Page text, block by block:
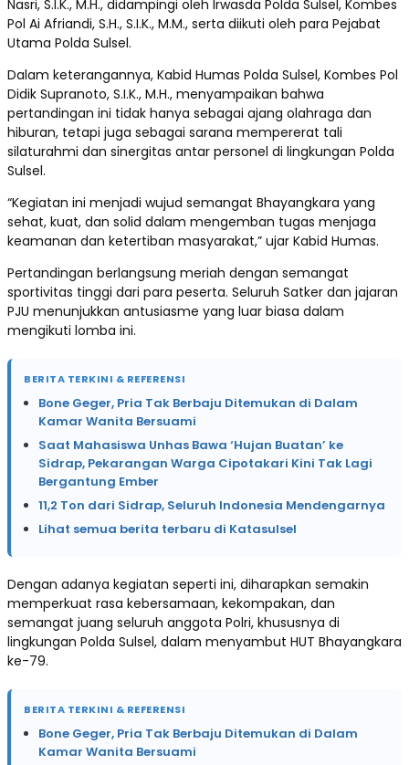
Nasri, S.I.K., M.H., didampingi oleh Irwasda Polda Sulsel, Kombes
Pol Ai Afriandi, S.H., S.I.K., M.M., serta diikuti oleh para Pejabat
Utama Polda Sulsel.
Dalam keterangannya, Kabid Humas Polda Sulsel, Kombes Pol
Didik Supranoto, S.I.K., M.H., menyampaikan bahwa
pertandingan ini tidak hanya sebagai ajang olahraga dan
hiburan, tetapi juga sebagai sarana mempererat tali
silaturahmi dan sinergitas antar personel di lingkungan Polda
Sulsel.
“Kegiatan ini menjadi wujud semangat Bhayangkara yang
sehat, kuat, dan solid dalam mengemban tugas menjaga
keamanan dan ketertiban masyarakat,” ujar Kabid Humas.
Pertandingan berlangsung meriah dengan semangat
sportivitas tinggi dari para peserta. Seluruh Satker dan jajaran
PJU menunjukkan antusiasme yang luar biasa dalam
mengikuti lomba ini.
BERITA TERKINI & REFERENSI
Bone Geger, Pria Tak Berbaju Ditemukan di Dalam
Kamar Wanita Bersuami
Saat Mahasiswa Unhas Bawa ‘Hujan Buatan’ ke
Sidrap, Pekarangan Warga Cipotakari Kini Tak Lagi
Bergantung Ember
11,2 Ton dari Sidrap, Seluruh Indonesia Mendengarnya
Lihat semua berita terbaru di Katasulsel
Dengan adanya kegiatan seperti ini, diharapkan semakin
memperkuat rasa kebersamaan, kekompakan, dan
semangat juang seluruh anggota Polri, khususnya di
lingkungan Polda Sulsel, dalam menyambut HUT Bhayangkara
ke-79.
BERITA TERKINI & REFERENSI
Bone Geger, Pria Tak Berbaju Ditemukan di Dalam
Kamar Wanita Bersuami